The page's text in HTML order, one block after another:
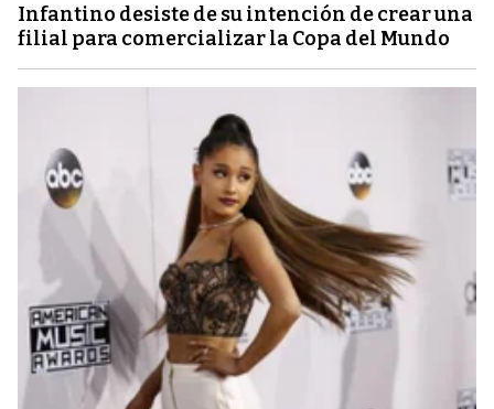
Infantino desiste de su intención de crear una
filial para comercializar la Copa del Mundo